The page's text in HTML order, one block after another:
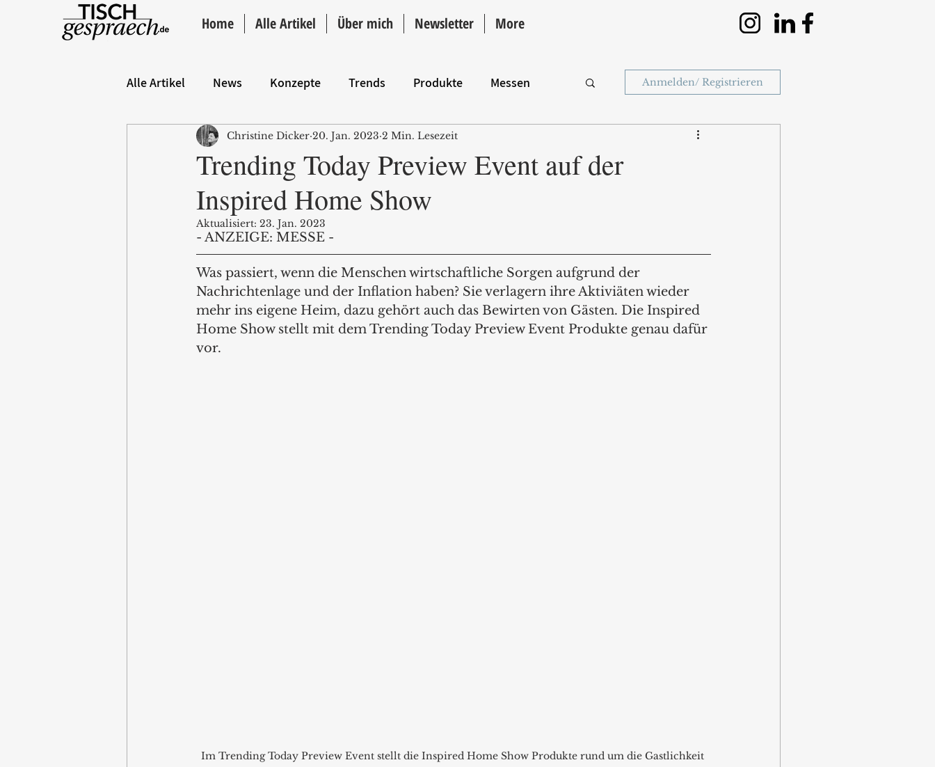
Home Alle Artikel Über mich Newsletter More
Alle Artikel News Konzepte Trends Produkte Messen
Hintergrund ANZEIGE Intro
Anmelden/ Registrieren
Trending Today Preview Event auf der
Inspired Home Show
Christine Dicker 20. Jan. 2023 2 Min. Lesezeit
Aktualisiert: 23. Jan. 2023
- ANZEIGE: MESSE -
Was passiert, wenn die Menschen wirtschaftliche Sorgen aufgrund der
Nachrichtenlage und der Inflation haben? Sie verlagern ihre Aktiviäten wieder
mehr ins eigene Heim, dazu gehört auch das Bewirten von Gästen. Die Inspired
Home Show stellt mit dem Trending Today Preview Event Produkte genau dafür
vor.
Im Trending Today Preview Event stellt die Inspired Home Show Produkte rund um die Gastlichkeit